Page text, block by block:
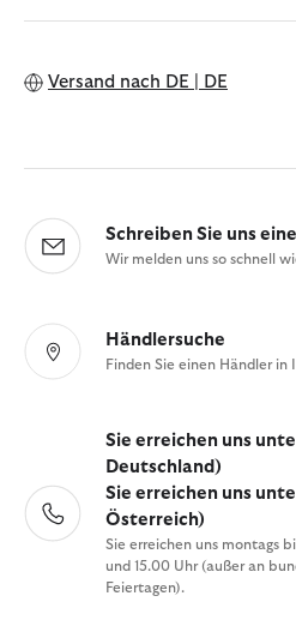
Versand nach DE | DE
Schreiben Sie uns
Wir melden uns so schnell
Händlersuche
Finden Sie einen Händler in
Sie erreichen uns
Deutschland)
Sie erreichen uns
Österreich)
Sie erreichen uns montags
und 15.00 Uhr (außer an
Feiertagen).